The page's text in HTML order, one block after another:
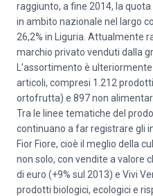
raggiunto, a fine 2014, la
in ambito nazionale nel largo
26,2% in Liguria. Attualmente
marchio privato venduti dalla
L’assortimento è
articoli, compresi 1.212
ortofrutta) e 897 non
Tra le linee tematiche del
continuano a far registrare gli
Fior Fiore, cioè il meglio della
non solo, con vendite a valore
di euro (+9% sul 2013) e Vivi
prodotti biologici, ecologici e